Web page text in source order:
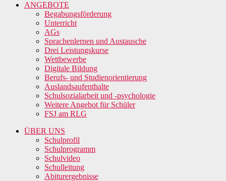
ANGEBOTE
Begabungsförderung
Unterricht
AGs
Sprachenlernen und Austausche
Drei Leistungskurse
Wettbewerbe
Digitale Bildung
Berufs- und Studienorientierung
Auslandsaufenthalte
Schulsozialarbeit und -psychologie
Weitere Angebot für Schüler
FSJ am RLG
ÜBER UNS
Schulprofil
Schulprogramm
Schulvideo
Schulleitung
Abiturergebnisse